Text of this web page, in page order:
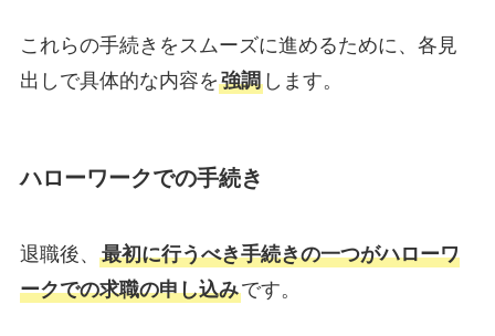
これらの手続きをスムーズに進めるために、各見
出しで具体的な内容を強調します。
ハローワークでの手続き
退職後、 最初に行うべき手続きの一つがハローワ
ークでの求職の申し込みです。